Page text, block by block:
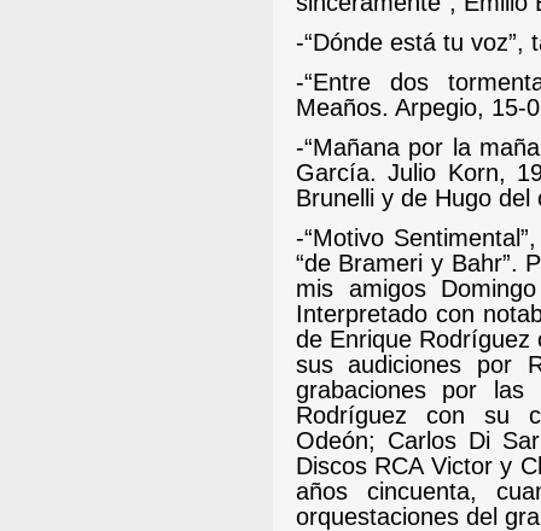
-“Dónde está tu voz”,
-“Entre dos
Meaños. Arpegio, 15-
-“Mañana por la
García. Julio Korn,
Brunelli y de Hugo
-“Motivo
“de Brameri y Bahr”.
mis amigos
Interpretado con
de Enrique Rodríguez
sus audiciones por
grabaciones por las
Rodríguez con su
Odeón; Carlos Di
Discos RCA Victor y
años cincuenta,
orquestaciones del